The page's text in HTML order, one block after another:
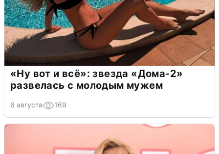
«Ну вот и всё»: звезда «Дома-2»
развелась с молодым мужем
6 августа 169